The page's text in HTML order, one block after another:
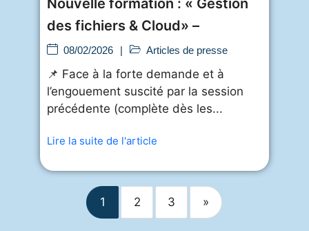
Nouvelle formation : « Gestion
des fichiers & Cloud» –
08/02/2026 | Articles de presse
📌 Face à la forte demande et à
l’engouement suscité par la session
précédente (complète dès les...
Lire la suite de l'article
1 2 3 »